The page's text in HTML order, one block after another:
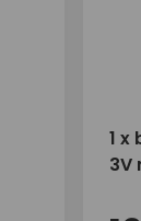
1 x
3V